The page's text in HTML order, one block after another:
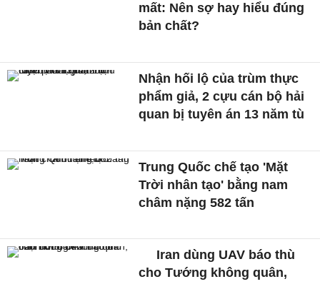
mất: Nên sợ hay hiểu đúng
bản chất?
Nhận hối lộ của trùm thực
phẩm giả, 2 cựu cán bộ hải
quan bị tuyên án 13 năm tù
Trung Quốc chế tạo 'Mặt
Trời nhân tạo' bằng nam
châm nặng 582 tấn
Iran dùng UAV báo thù
cho Tướng không quân,